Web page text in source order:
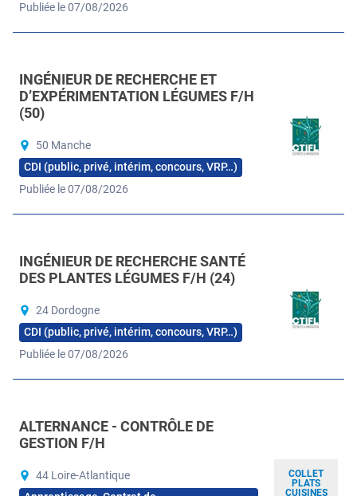
Publiée le 07/08/2026
INGÉNIEUR DE RECHERCHE ET
D’EXPÉRIMENTATION LÉGUMES F/H
(50)
50 Manche
CDI (public, privé, intérim, concours, VRP…)
Publiée le 07/08/2026
INGÉNIEUR DE RECHERCHE SANTÉ
DES PLANTES LÉGUMES F/H (24)
24 Dordogne
CDI (public, privé, intérim, concours, VRP…)
Publiée le 07/08/2026
COLLET
PLATS
CUISINES
ALTERNANCE - CONTRÔLE DE
GESTION F/H
44 Loire-Atlantique